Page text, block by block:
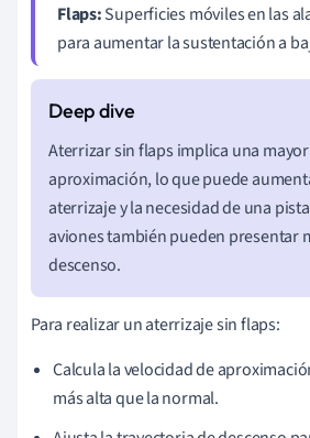
Flaps:Superficies móviles en las
para aumentar la sustentación a
Aterrizar sin flaps implica una
aproximación, lo que puede
aterrizaje y la necesidad de una
aviones también pueden presentar
descenso.
Para realizar un aterrizaje sin flaps:
Calcula la velocidad de
más alta que la normal.